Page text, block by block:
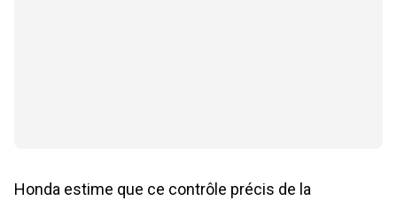
Honda estime que ce contrôle précis de la